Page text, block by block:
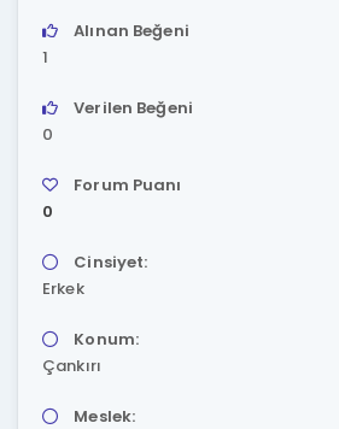
Alınan Beğeni
1
Verilen Beğeni
0
Forum Puanı
0
Cinsiyet:
Erkek
Konum:
Çankırı
Meslek: